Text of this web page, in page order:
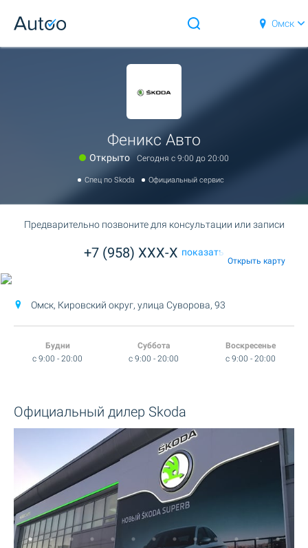
Омск
Феникс Авто
Открыто Сегодня c 9:00 до 20:00
Спец по Skoda Официальный сервис
Предварительно позвоните для консультации или записи
+7 (958) XXX-X показать
Открыть карту
Омск, Кировский округ, улица Суворова, 93
Будни
c 9:00 - 20:00
Суббота
c 9:00 - 20:00
Воскресенье
c 9:00 - 20:00
Официальный дилер Skoda